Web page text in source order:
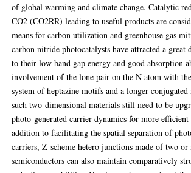
of global warming and climate change. Catalytic
CO2 (CO2RR) leading to useful products are
means for carbon utilization and greenhouse gas
carbon nitride photocatalysts have attracted a great
to their low band gap energy and good absorption
involvement of the lone pair on the N atom with
system of heptazine motifs and a longer
such two-dimensional materials still need to be
photo-generated carrier dynamics for more
addition to facilitating the spatial separation of
carriers, Z-scheme hetero junctions made of two
semiconductors can also maintain comparatively